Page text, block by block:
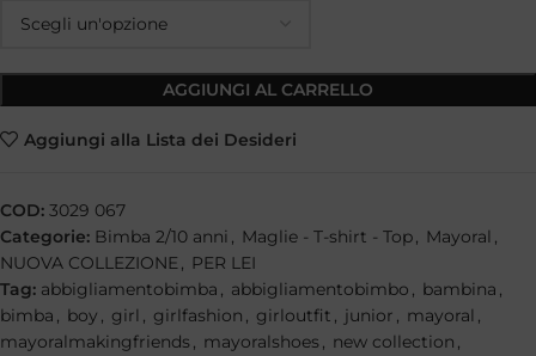
AGGIUNGI AL CARRELLO
Aggiungi alla Lista dei Desideri
COD: 3029 067
Categorie: Bimba 2/10 anni , Maglie - T-shirt - Top, Mayoral ,
NUOVA COLLEZIONE, PER LEI
Tag: abbigliamentobimba , abbigliamentobimbo , bambina ,
bimba , boy , girl , girlfashion , girloutfit , junior , mayoral ,
mayoralmakingfriends , mayoralshoes , new collection ,